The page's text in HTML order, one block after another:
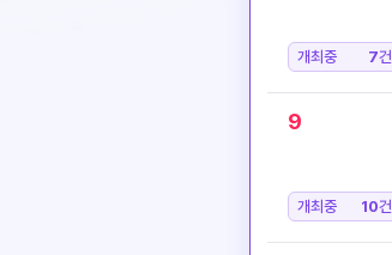
개최중 7건
9
개최중 10건